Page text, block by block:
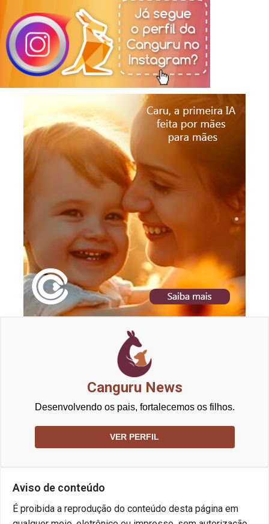
Canguru News
Desenvolvendo os pais, fortalecemos os filhos.
VER PERFIL
Aviso de conteúdo
É proibida a reprodução do conteúdo desta página em